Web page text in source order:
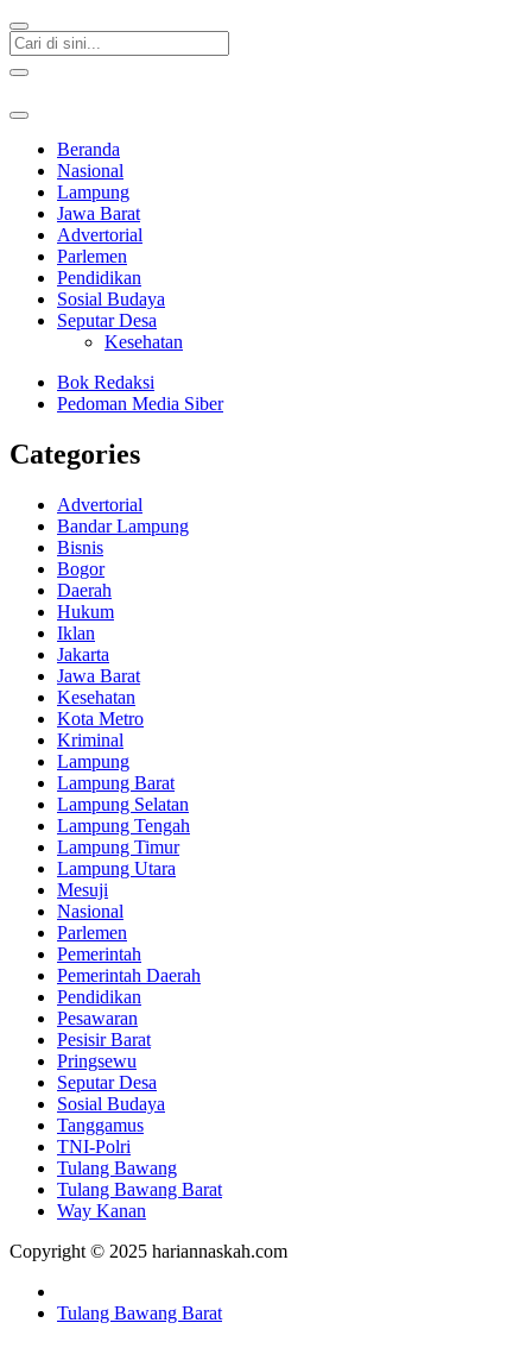
Beranda
Nasional
Lampung
Jawa Barat
Advertorial
Parlemen
Pendidikan
Sosial Budaya
Seputar Desa
Kesehatan
Bok Redaksi
Pedoman Media Siber
Categories
Advertorial
Bandar Lampung
Bisnis
Bogor
Daerah
Hukum
Iklan
Jakarta
Jawa Barat
Kesehatan
Kota Metro
Kriminal
Lampung
Lampung Barat
Lampung Selatan
Lampung Tengah
Lampung Timur
Lampung Utara
Mesuji
Nasional
Parlemen
Pemerintah
Pemerintah Daerah
Pendidikan
Pesawaran
Pesisir Barat
Pringsewu
Seputar Desa
Sosial Budaya
Tanggamus
TNI-Polri
Tulang Bawang
Tulang Bawang Barat
Way Kanan
Copyright © 2025 hariannaskah.com
Tulang Bawang Barat